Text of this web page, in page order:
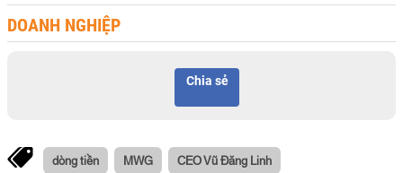
DOANH NGHIỆP
Chia sẻ
dòng tiền MWG CEO Vũ Đăng Linh